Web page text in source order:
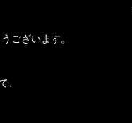
ございます。